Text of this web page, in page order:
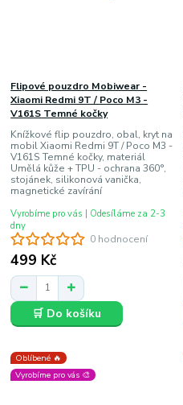
0 hodnocení
Flipové pouzdro Mobiwear -
Xiaomi Redmi 9T / Poco M3 -
V161S Temné kočky
Knížkové flip pouzdro, obal, kryt na
mobil Xiaomi Redmi 9T / Poco M3 -
V161S Temné kočky, materiál
Umělá kůže + TPU - ochrana 360°,
stojánek, silikonová vanička,
magnetické zavírání
499 Kč
Vyrobíme pro vás | Odesíláme za 2-3
dny
🛒 Do košíku
Oblíbené 🔥
Vyrobíme pro vás 🎨